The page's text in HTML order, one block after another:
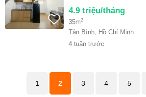
4.9 triệu/tháng
35m2
Tân Bình, Hồ Chí Minh
4 tuần trước
1 2 3 4 5